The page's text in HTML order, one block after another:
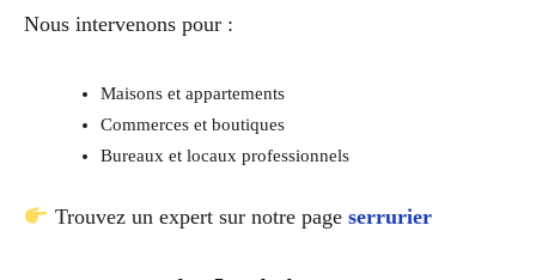
Nous intervenons pour :
Maisons et appartements
Commerces et boutiques
Bureaux et locaux professionnels
Trouvez un expert sur notre page serrurier